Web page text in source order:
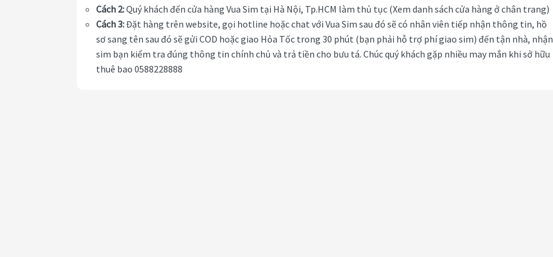
Cách 2:Quý khách đến cửa hàng Vua Sim tại Hà Nội, Tp.HCM làm thủ tục (Xem danh sách cửa hàng ở chân trang)
Cách 3:Đặt hàng trên website, gọi hotline hoặc chat với Vua Sim sau đó sẽ có nhân viên tiếp nhận thông tin, hồ
sơ sang tên sau đó sẽ gửi COD hoặc giao Hỏa Tốc trong 30 phút (bạn phải hỗ trợ phí giao sim) đến tận nhà, nhận
sim bạn kiểm tra đúng thông tin chính chủ và trả tiền cho bưu tá. Chúc quý khách gặp nhiều may mắn khi sở hữu
thuê bao 0588228888